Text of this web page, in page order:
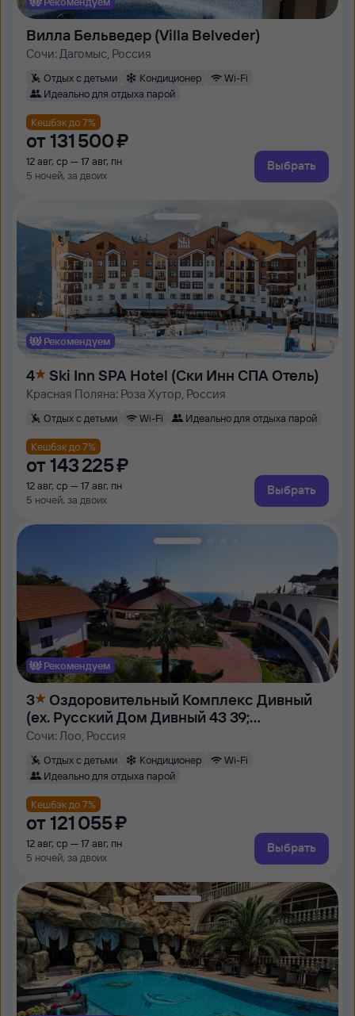
Вилла Бельведер (Villa Belveder)
Сочи: Дагомыс, Россия
Отдых с детьми Кондиционер
Wi-Fi
Идеально для отдыха парой
Кешбэк до 7%
от 131 ⁠500 ⁠₽
12 авг, ср — 17 авг, пн
5 ночей, за двоих
Выбрать
Рекомендуем
4 Ski Inn SPA Hotel (Ски Инн СПА Отель)
Красная Поляна: Роза Хутор, Россия
Отдых с детьми Wi-Fi Идеально для отдыха парой
Кешбэк до 7%
от 143 ⁠225 ⁠₽
12 авг, ср — 17 авг, пн
5 ночей, за двоих
Выбрать
Рекомендуем
3
Оздоровительный Комплекс Дивный
(ex. Русский Дом Дивный 43 39;
Мосэнерго)
Сочи: Лоо, Россия
Отдых с детьми Кондиционер
Wi-Fi
Идеально для отдыха парой
Кешбэк до 7%
от 121 ⁠055 ⁠₽
12 авг, ср — 17 авг, пн
5 ночей, за двоих
Выбрать